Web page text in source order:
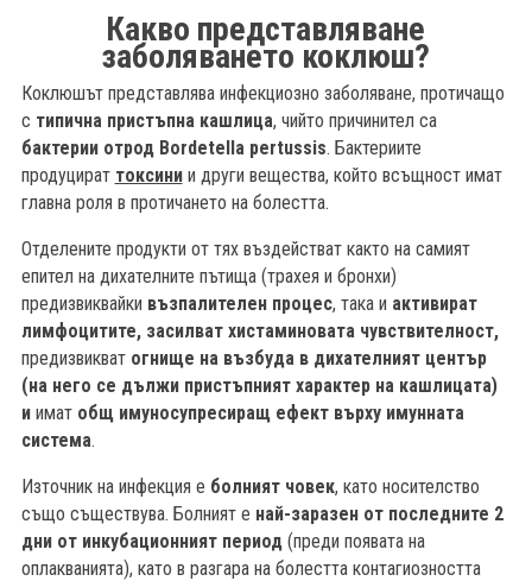
Какво представляване
заболяването коклюш?
Коклюшът представлява инфекциозно заболяване, протичащо
с типична пристъпна кашлица, чийто причинител са
бактерии отрод Bordetella pertussis. Бактериите
продуцират токсинии други вещества, който всъщност имат
главна роля в протичането на болестта.
Отделените продукти от тях въздействат както на самият
епител на дихателните пътища (трахея и бронхи)
предизвиквайки възпалителен процес, така и активират
лимфоцитите, засилват хистаминовата чувствителност,
предизвикватогнище на възбуда в дихателният център
(на него се дължи пристъпният характер на кашлицата)
и имат общ имуносупресиращ ефект върху имунната
система.
Източник на инфекция е болният човек, като носителство
също съществува. Болният е най-заразен от последните 2
дни от инкубационният период(преди появата на
оплакванията), като в разгара на болестта контагиозността